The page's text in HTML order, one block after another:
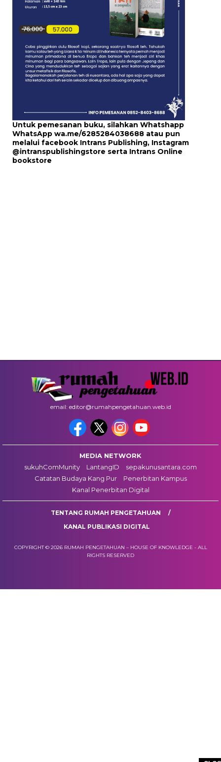
Untuk pemesanan buku, silahkan Whatshapp
WhatsApp wa.me/6285284038688 atau pun
melalui facebook Intrans Publishing, Instagram
@intranspublishingstore serta Intrans Online
bookstore
email: editor@rumahpengetahuan.web.id
MEDIA NETWORK
sukuhComMunity
LantangID
sepakunusantara.com
Catatan Budaya Kang Pur
Penerbitan Kampus
Kanal Penerbitan Digital
TENTANG RUMAH PENGETAHUAN
KANAL PUBLIKASI DIGITAL
COPYRIGHT © 2026 RUMAH PENGETAHUAN – HOUSE OF KNOWLEDGE - ALL
RIGHTS RESERVED